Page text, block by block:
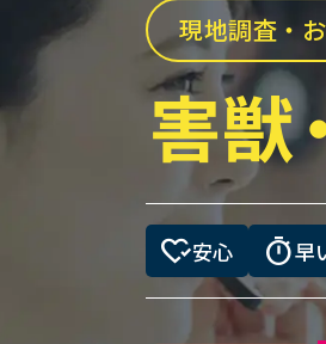
現地調査・
害獣
heart_check安心 timer早